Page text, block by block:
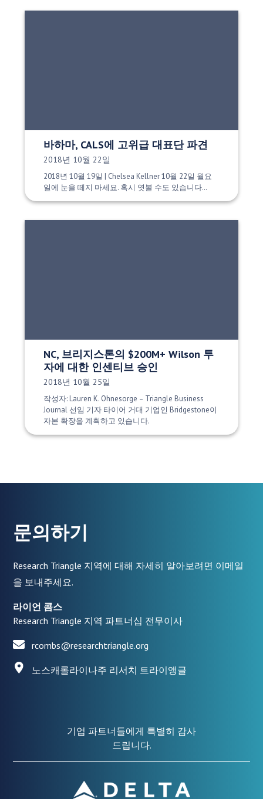
바하마, CALS에 고위급 대표단 파견
게시 날짜:
2018년 10월 22일
2018년 10월 19일 | Chelsea Kellner 10월 22일 월요
일에 눈을 떼지 마세요. 혹시 엿볼 수도 있습니다…
NC, 브리지스톤의 $200M+ Wilson 투
자에 대한 인센티브 승인
게시 날짜:
2018년 10월 25일
작성자: Lauren K. Ohnesorge – Triangle Business
Journal 선임 기자 타이어 거대 기업인 Bridgestone이
자본 확장을 계획하고 있습니다.
문의하기
Research Triangle 지역에 대해 자세히 알아보려면 이메일
을 보내주세요.
라이언 콤스
Research Triangle 지역 파트너십 전무이사
rcombs@researchtriangle.org
노스캐롤라이나주 리서치 트라이앵글
기업 파트너들에게 특별히 감사
드립니다.